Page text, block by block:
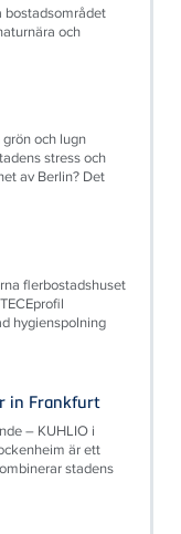
bostadsområdet
och
och lugn
stress och
av Berlin? Det
flerbostadshuset
hygienspolning
in Frankfurt
– KUHLIO i
är ett
stadens